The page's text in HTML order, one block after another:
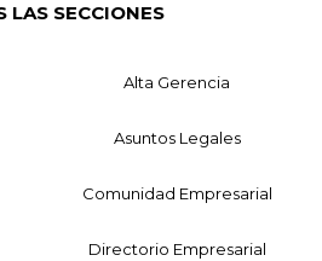
LAS SECCIONES
Alta Gerencia
Asuntos Legales
Comunidad Empresarial
Directorio Empresarial